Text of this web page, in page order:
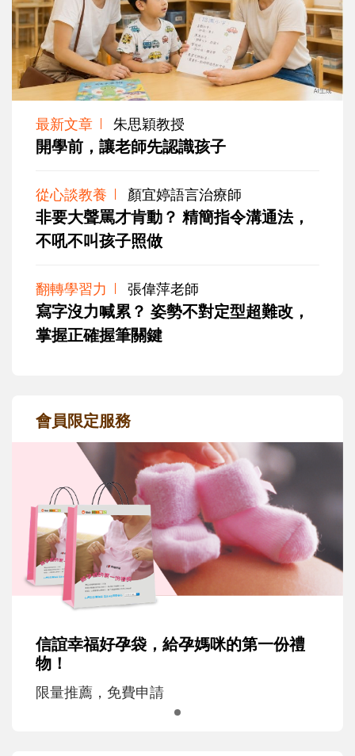
最新文章 朱思穎教授
開學前，讓老師先認識孩子
從心談教養 顏宜婷語言治療師
非要大聲罵才肯動？ 精簡指令溝通法，
不吼不叫孩子照做
翻轉學習力 張偉萍老師
寫字沒力喊累？ 姿勢不對定型超難改，
掌握正確握筆關鍵
會員限定服務
信誼幸福好孕袋，給孕媽咪的第一份禮
物！
限量推薦，免費申請